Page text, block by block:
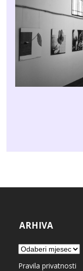
ARHIVA
Arhiva
Pravila privatnosti